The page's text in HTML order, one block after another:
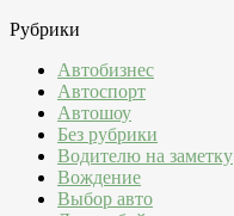
Рубрики
Автобизнес
Автоспорт
Автошоу
Без рубрики
Водителю на заметку
Вождение
Выбор авто